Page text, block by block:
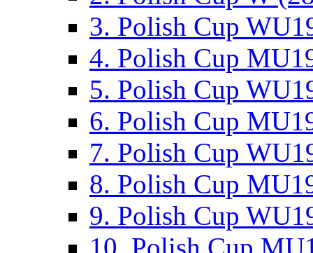
3. Polish Cup
4. Polish Cup
5. Polish Cup
6. Polish Cup
7. Polish Cup
8. Polish Cup
9. Polish Cup
10. Polish Cup